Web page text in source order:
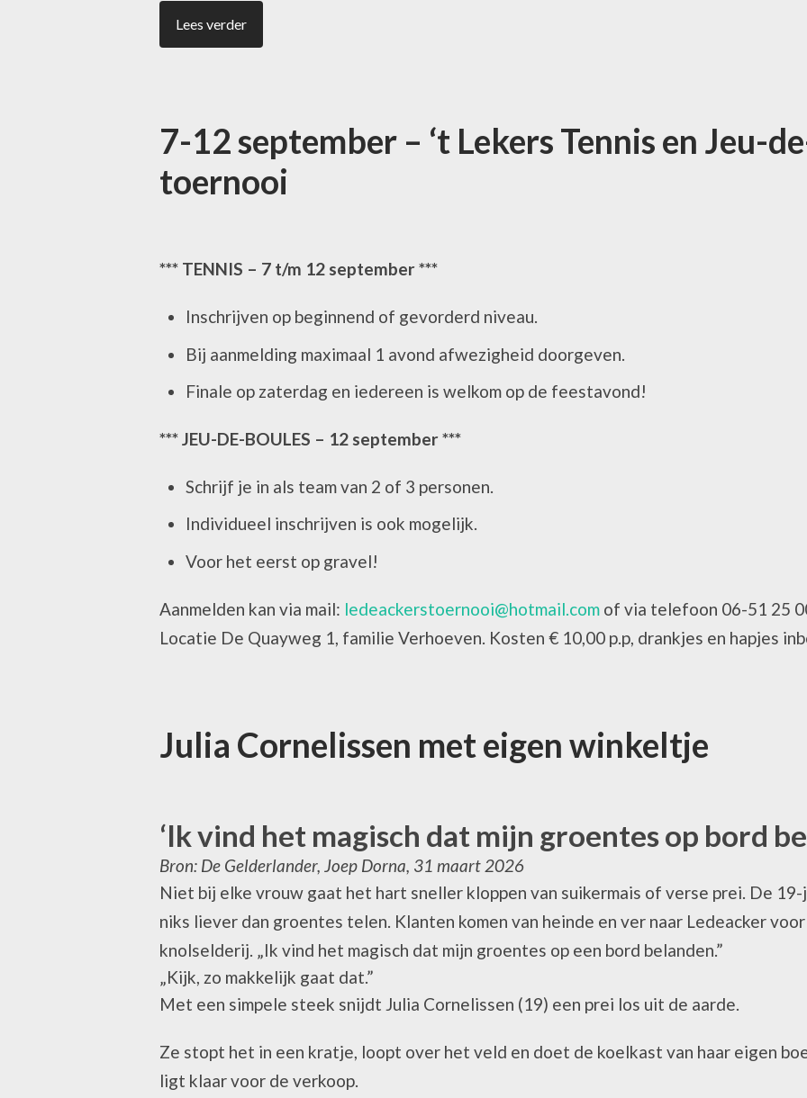
Lees verder
7-12 september – ‘t Lekers Tennis en Jeu-
toernooi
*** TENNIS – 7 t/m 12 september ***
Inschrijven op beginnend of gevorderd niveau.
Bij aanmelding maximaal 1 avond afwezigheid doorgeven.
Finale op zaterdag en iedereen is welkom op de feestavond!
*** JEU-DE-BOULES – 12 september ***
Schrijf je in als team van 2 of 3 personen.
Individueel inschrijven is ook mogelijk.
Voor het eerst op gravel!
Aanmelden kan via mail: ledeackerstoernooi@hotmail.com of via telefoon 06-51 25
Locatie De Quayweg 1, familie Verhoeven. Kosten € 10,00 p.p, drankjes en hapjes
Julia Cornelissen met eigen winkeltje
‘Ik vind het magisch dat mijn groentes op bord
Bron: De Gelderlander, Joep Dorna, 31 maart 2026
Niet bij elke vrouw gaat het hart sneller kloppen van suikermais of verse prei. De
niks liever dan groentes telen. Klanten komen van heinde en ver naar Ledeacker
knolselderij. „Ik vind het magisch dat mijn groentes op een bord belanden.”
„Kijk, zo makkelijk gaat dat.”
Met een simpele steek snijdt Julia Cornelissen (19) een prei los uit de aarde.
Ze stopt het in een kratje, loopt over het veld en doet de koelkast van haar eigen
ligt klaar voor de verkoop.